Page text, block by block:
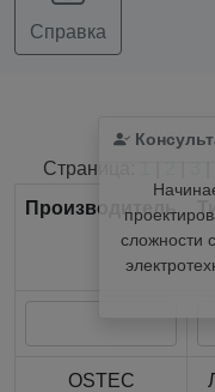
Справка
сложности
Страница:
Производитель
OSTEC